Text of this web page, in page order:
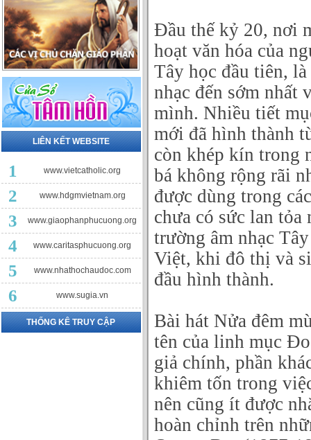
Đầu thế kỷ 20, nơi
hoạt văn hóa của
Tây học đầu tiên,
nhạc đến sớm nhất
mình. Nhiều tiết
mới đã hình thành
còn khép kín trong
bá không rộng rãi
được dùng trong
chưa có sức lan
trường âm nhạc
Việt, khi đô thị và
đầu hình thành.
Bài hát Nửa đêm
tên của linh mục
giả chính, phần
khiêm tốn trong
nên cũng ít được
hoàn chỉnh trên
LIÊN KẾT WEBSITE
1 www.vietcatholic.org
2 www.hdgmvietnam.org
3 www.giaophanphucuong.org
4 www.caritasphucuong.org
5 www.nhathochaudoc.com
6 www.sugia.vn
THỐNG KÊ TRUY CẬP